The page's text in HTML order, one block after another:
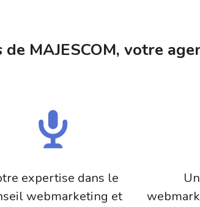
de MAJESCOM, votre
expertise dans le
webmarketing et